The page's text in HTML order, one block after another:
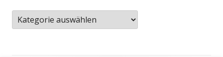
Kategorien